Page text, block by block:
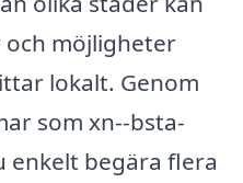
och möjligheter
lokalt. Genom
som xn--bsta-
enkelt begära flera